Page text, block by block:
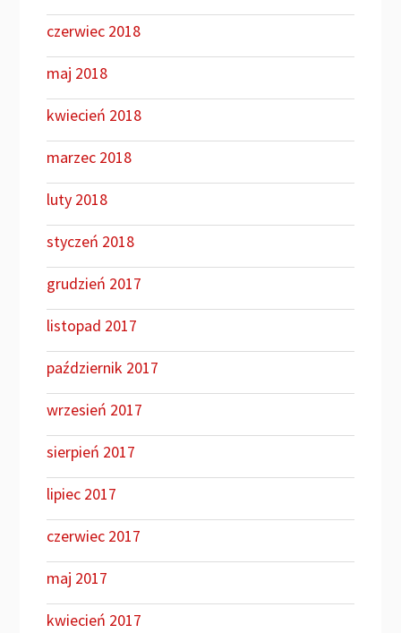
czerwiec 2018
maj 2018
kwiecień 2018
marzec 2018
luty 2018
styczeń 2018
grudzień 2017
listopad 2017
październik 2017
wrzesień 2017
sierpień 2017
lipiec 2017
czerwiec 2017
maj 2017
kwiecień 2017